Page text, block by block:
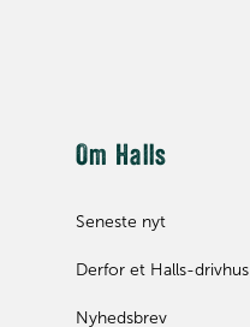
Om Halls
Seneste nyt
Derfor et Halls-drivhus
Nyhedsbrev